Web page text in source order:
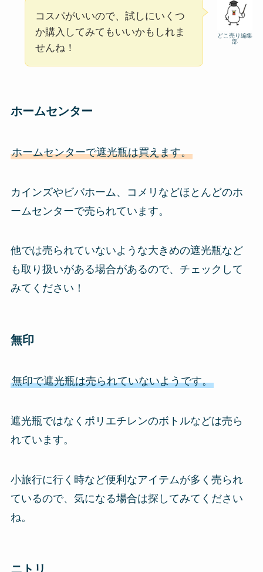
どこ売り編集
部
コスパがいいので、試しにいくつ
か購入してみてもいいかもしれま
せんね！
ホームセンター
ホームセンターで遮光瓶は買えます。
カインズやビバホーム、コメリなどほとんどのホ
ームセンターで売られています。
他では売られていないような大きめの遮光瓶など
も取り扱いがある場合があるので、チェックして
みてください！
無印
無印で遮光瓶は売られていないようです。
遮光瓶ではなくポリエチレンのボトルなどは売ら
れています。
小旅行に行く時など便利なアイテムが多く売られ
ているので、気になる場合は探してみてください
ね。
ニトリ